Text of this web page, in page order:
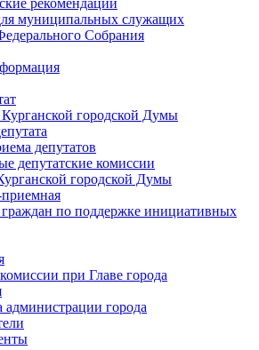
рекомендации
муниципальных служащих
Cобрания
городской Думы
депутатов
депутатские комиссии
городской Думы
по поддержке инициативных
при Главе города
администрации города